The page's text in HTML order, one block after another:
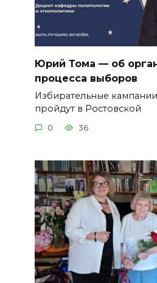
Юрий Тома — об
процесса выборов
Избирательные
пройдут в Ростовской
0 36